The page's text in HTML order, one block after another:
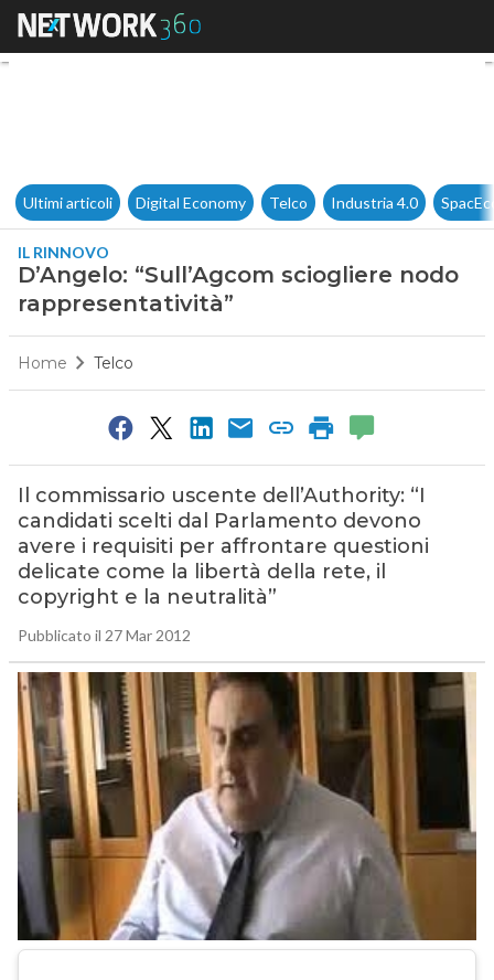
D’Angelo: “Sull’Agcom
Ultimi articoli Digital Economy Telco Industria 4.0
IL RINNOVO
D’Angelo: “Sull’Agcom sciogliere nodo
rappresentatività”
Home Telco
Il commissario uscente dell’Authority: “I
candidati scelti dal Parlamento devono
avere i requisiti per affrontare questioni
delicate come la libertà della rete, il
copyright e la neutralità”
Pubblicato il 27 Mar 2012